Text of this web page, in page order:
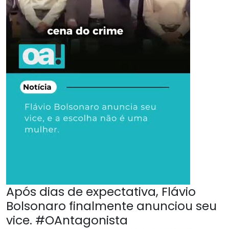
Após dias de expectativa, Flávio
Bolsonaro finalmente anunciou seu
vice. #OAntagonista